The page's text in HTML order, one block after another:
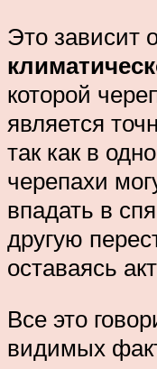
Это зависит
которой
является
так как в
черепахи
впадать в
другую
оставаясь
Все это
видимых